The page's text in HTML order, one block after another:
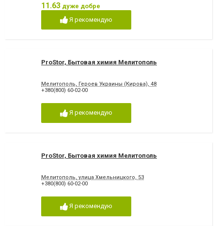
11.63 дуже добре
Я рекомендую
ProStor, Бытовая химия Мелитополь
Мелитополь, Героев Украины (Кирова), 48
+380(800) 60-02-00
Я рекомендую
ProStor, Бытовая химия Мелитополь
Мелитополь, улица Хмельницкого, 53
+380(800) 60-02-00
Я рекомендую